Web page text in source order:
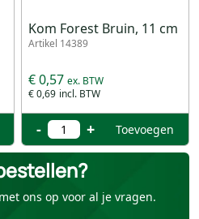
Kom Forest Bruin, 11 cm
Artikel 14389
€ 0,69
€ 0,57
- + Toevoegen
ons op voor al je vragen.